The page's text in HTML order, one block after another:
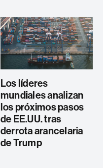
Los líderes
mundiales analizan
los próximos pasos
de EE.UU. tras
derrota arancelaria
de Trump